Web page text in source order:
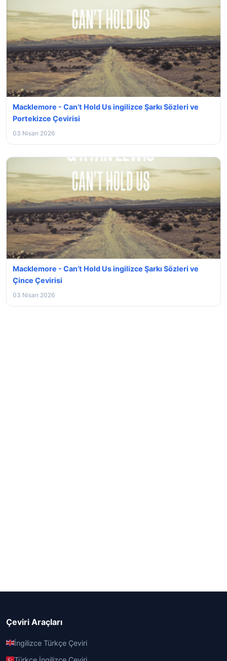
Macklemore - Can’t Hold Us ingilizce Şarkı Sözleri ve
Portekizce Çevirisi
03 Nisan 2026
Macklemore - Can’t Hold Us ingilizce Şarkı Sözleri ve
Çince Çevirisi
03 Nisan 2026
Çeviri Araçları
İngilizce Türkçe Çeviri